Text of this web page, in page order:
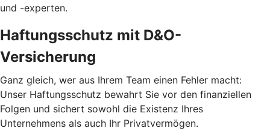
und -experten.
Haftungsschutz mit D&O-
Versicherung
Ganz gleich, wer aus Ihrem Team einen Fehler macht:
Unser Haftungsschutz bewahrt Sie vor den finanziellen
Folgen und sichert sowohl die Existenz Ihres
Unternehmens als auch Ihr Privatvermögen.